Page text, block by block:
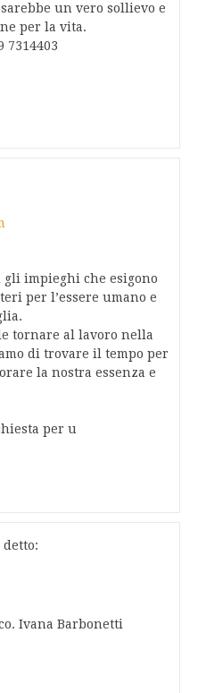
un vero sollievo e
per la vita.
7314403
impieghi che esigono
per l’essere umano e
tornare al lavoro nella
di trovare il tempo per
la nostra essenza e
per u
detto:
Ivana Barbonetti